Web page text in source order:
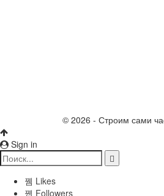
© 2026 - Строим сами
Sign in
Likes
Followers